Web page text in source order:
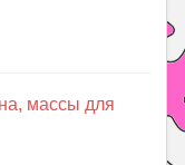
массы для